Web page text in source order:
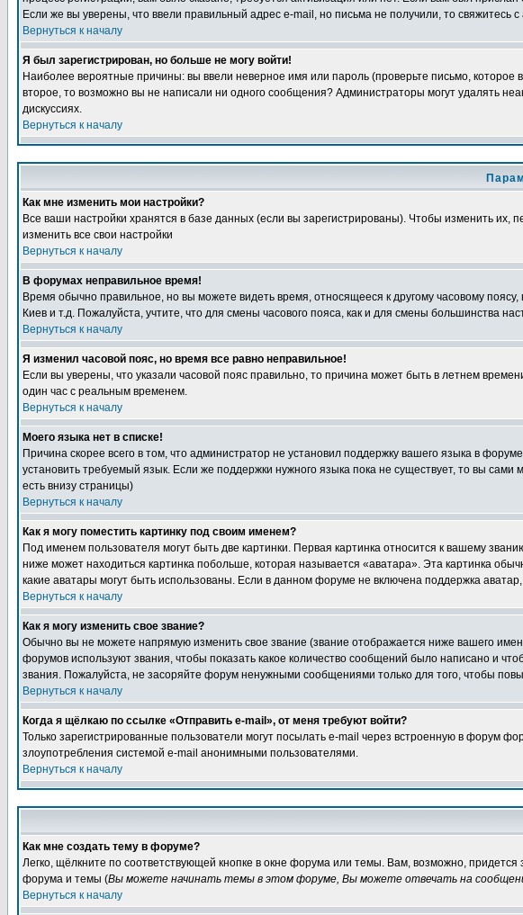
Если же вы уверены, что ввели правильный адрес e-mail, но письма не получили, то свяжитесь
Вернуться к началу
Я был зарегистрирован, но больше не могу войти!
Наиболее вероятные причины: вы ввели неверное имя или пароль (проверьте письмо,
второе, то возможно вы не написали ни одного сообщения? Администраторы могут удалять
дискуссиях.
Вернуться к началу
Как мне изменить мои настройки?
Все ваши настройки хранятся в базе данных (если вы зарегистрированы). Чтобы изменить их,
изменить все свои настройки
Вернуться к началу
В форумах неправильное время!
Время обычно правильное, но вы можете видеть время, относящееся к другому часовому
Киев и т.д. Пожалуйста, учтите, что для смены часового пояса, как и для смены большинства
Вернуться к началу
Я изменил часовой пояс, но время все равно неправильное!
Если вы уверены, что указали часовой пояс правильно, то причина может быть в летнем
один час с реальным временем.
Вернуться к началу
Моего языка нет в списке!
Причина скорее всего в том, что администратор не установил поддержку вашего языка в
установить требуемый язык. Если же поддержки нужного языка пока не существует, то вы
есть внизу страницы)
Вернуться к началу
Как я могу поместить картинку под своим именем?
Под именем пользователя могут быть две картинки. Первая картинка относится к вашему
ниже может находиться картинка побольше, которая называется «аватара». Эта картинка
какие аватары могут быть использованы. Если в данном форуме не включена поддержка
Вернуться к началу
Как я могу изменить свое звание?
Обычно вы не можете напрямую изменить свое звание (звание отображается ниже вашего
форумов используют звания, чтобы показать какое количество сообщений было написано и
звания. Пожалуйста, не засоряйте форум ненужными сообщениями только для того, чтобы
Вернуться к началу
Когда я щёлкаю по ссылке «Отправить e-mail», от меня требуют войти?
Только зарегистрированные пользователи могут посылать e-mail через встроенную в форум
злоупотребления системой e-mail анонимными пользователями.
Вернуться к началу
Как мне создать тему в форуме?
Легко, щёлкните по соответствующей кнопке в окне форума или темы. Вам, возможно,
форума и темы (Вы можете начинать темы в этом форуме, Вы можете отвечать на
Вернуться к началу